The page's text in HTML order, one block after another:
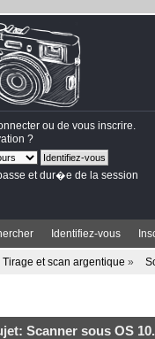
ou de vous inscrire
?
et dur�e de la session
Identifiez-vous
Tirage et scan argentique »
Scanner sous OS